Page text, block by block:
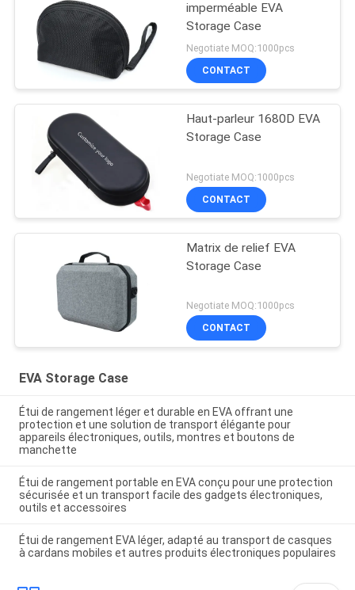
imperméable EVA
Storage Case
Negotiate MOQ:1000pcs
CONTACT
Haut-parleur 1680D EVA
Storage Case
Negotiate MOQ:1000pcs
CONTACT
Matrix de relief EVA
Storage Case
Negotiate MOQ:1000pcs
CONTACT
EVA Storage Case
Étui de rangement léger et durable en EVA offrant une
protection et une solution de transport élégante pour
appareils électroniques, outils, montres et boutons de
manchette
Étui de rangement portable en EVA conçu pour une protection
sécurisée et un transport facile des gadgets électroniques,
outils et accessoires
Étui de rangement EVA léger, adapté au transport de casques
à cardans mobiles et autres produits électroniques populaires